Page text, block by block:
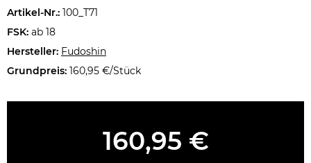
Artikel-Nr.: 100_T71
FSK: ab 18
Hersteller: Fudoshin
Grundpreis: 160,95 €/Stück
160,95 €